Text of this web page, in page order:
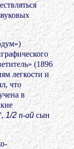
(1896
легкости и
что
в
1/2п-ай сын